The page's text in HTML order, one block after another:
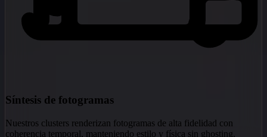
Síntesis de fotogramas
Nuestros clusters renderizan fotogramas de alta fidelidad con
coherencia temporal, manteniendo estilo y física sin ghosting.